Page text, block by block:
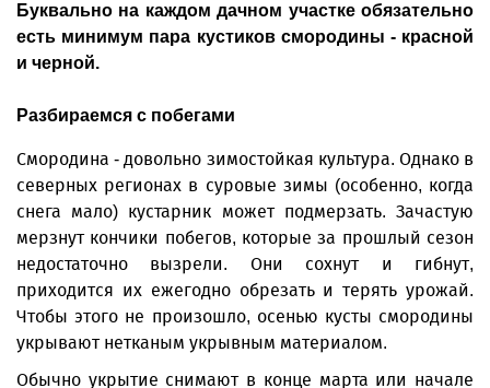
Буквально на каждом дачном участке обязательно
есть минимум пара кустиков смородины - красной
и черной.
Разбираемся с побегами
Смородина - довольно зимостойкая культура. Однако в
северных регионах в суровые зимы (особенно, когда
снега мало) кустарник может подмерзать. Зачастую
мерзнут кончики побегов, которые за прошлый сезон
недостаточно вызрели. Они сохнут и гибнут,
приходится их ежегодно обрезать и терять урожай.
Чтобы этого не произошло, осенью кусты смородины
укрывают нетканым укрывным материалом.
Обычно укрытие снимают в конце марта или начале